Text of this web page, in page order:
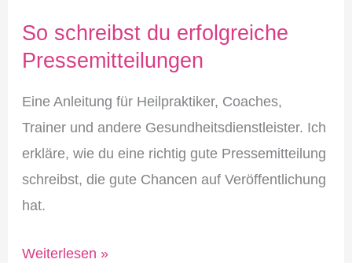
So schreibst du erfolgreiche
Pressemitteilungen
Eine Anleitung für Heilpraktiker, Coaches,
Trainer und andere Gesundheitsdienstleister. Ich
erkläre, wie du eine richtig gute Pressemitteilung
schreibst, die gute Chancen auf Veröffentlichung
hat.
So
Weiterlesen »